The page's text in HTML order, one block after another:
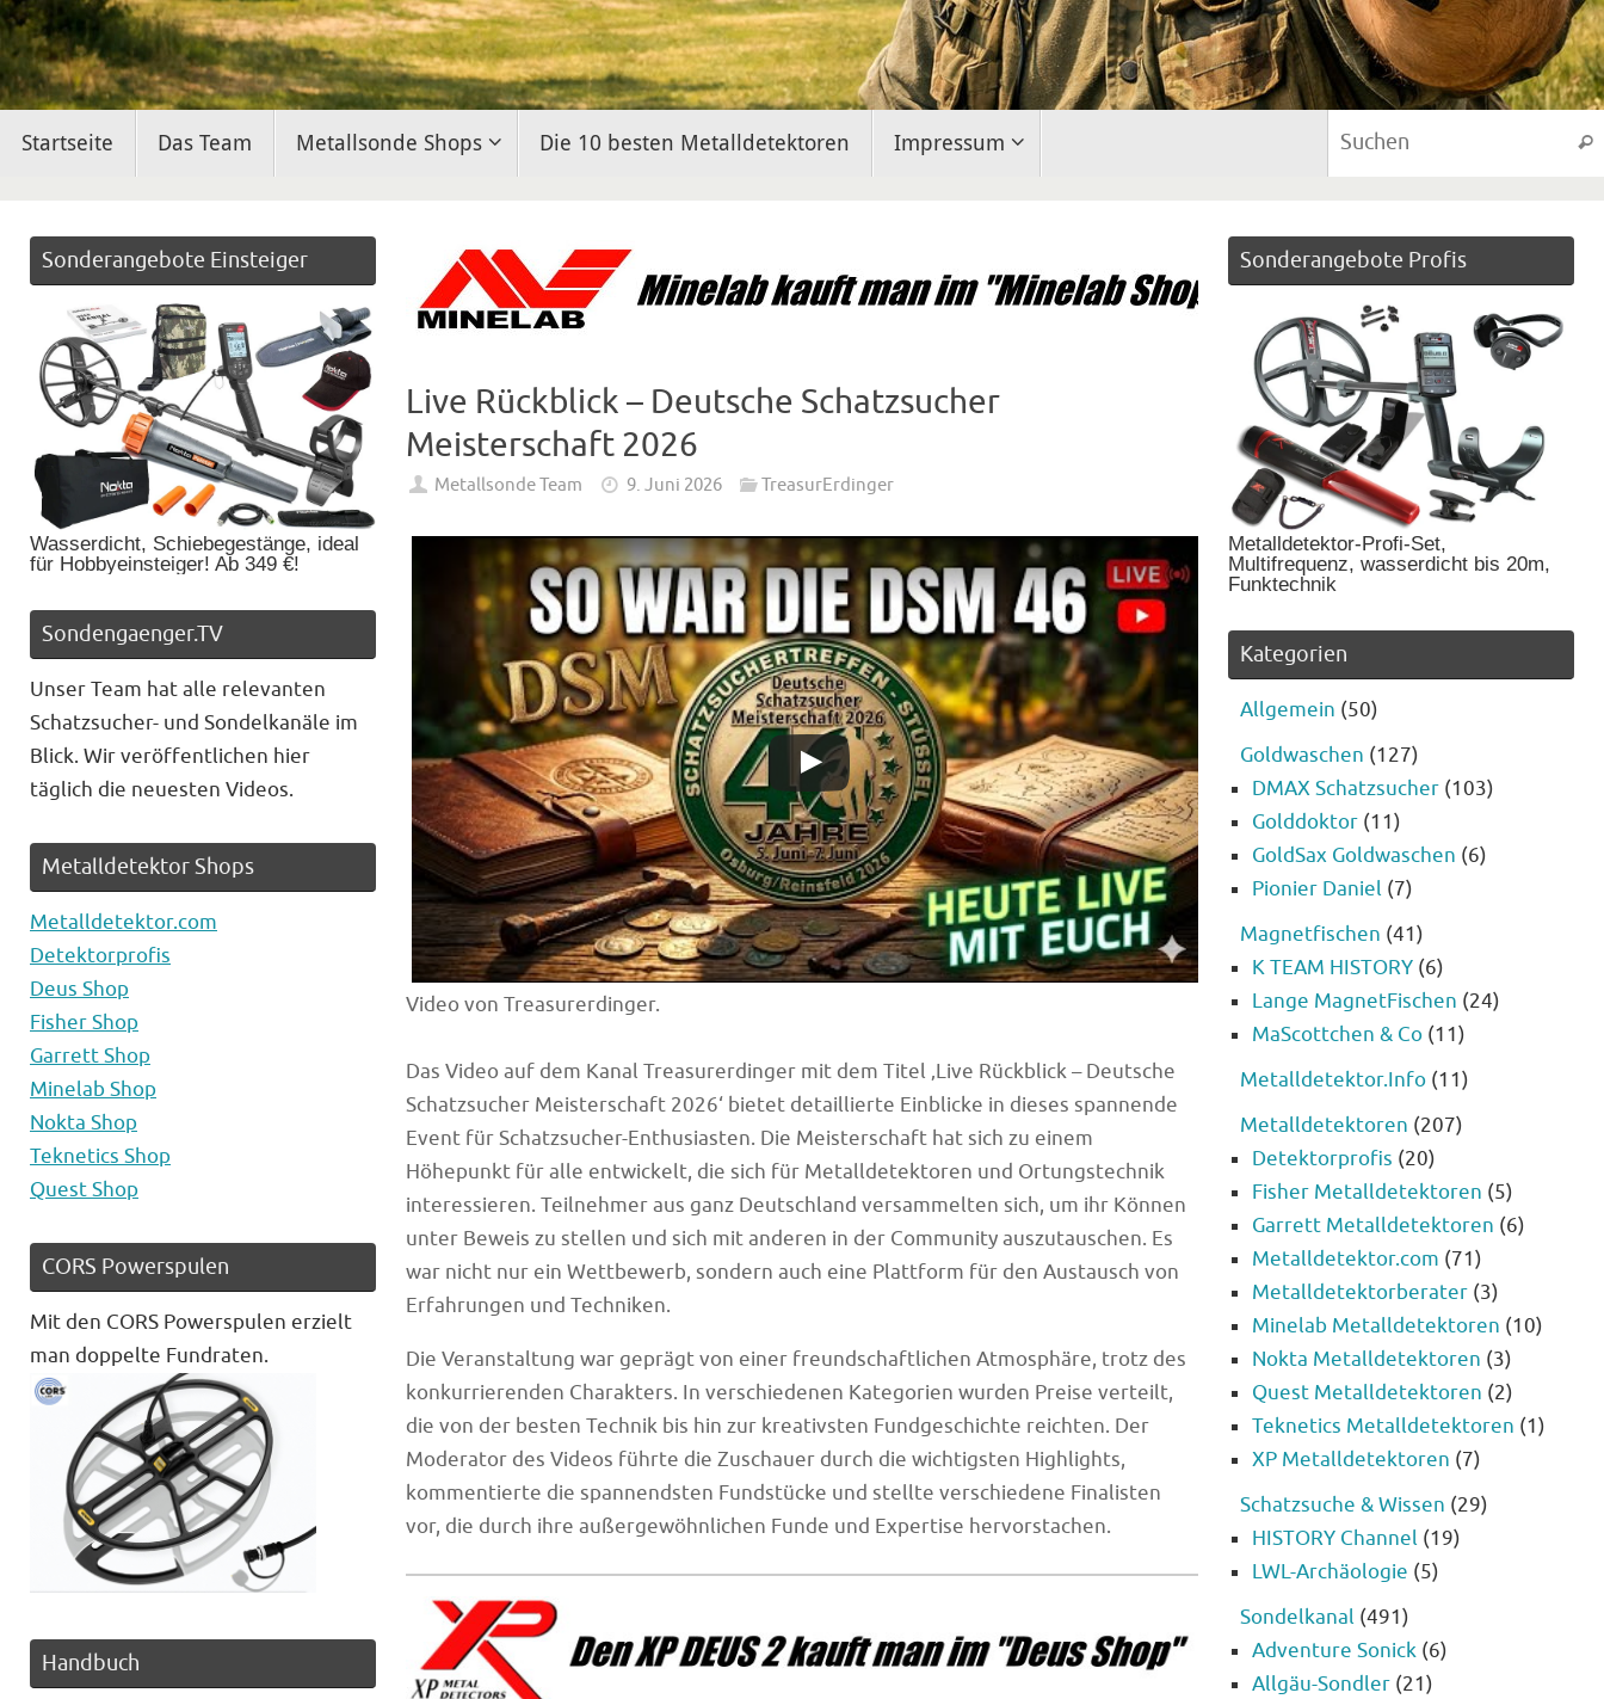
InhaltStartseite Das Team Metallsonde Shops Die 10 besten Metalldetektoren Impressum
Live Rückblick – Deutsche Schatzsucher
Meisterschaft 2026
Metallsonde Team 9. Juni 2026 TreasurErdinger
Video von Treasurerdinger.
Das Video auf dem Kanal Treasurerdinger mit dem Titel ‚Live Rückblick – Deutsche
Schatzsucher Meisterschaft 2026‘ bietet detaillierte Einblicke in dieses spannende
Event für Schatzsucher-Enthusiasten. Die Meisterschaft hat sich zu einem
Höhepunkt für alle entwickelt, die sich für Metalldetektoren und Ortungstechnik
interessieren. Teilnehmer aus ganz Deutschland versammelten sich, um ihr Können
unter Beweis zu stellen und sich mit anderen in der Community auszutauschen. Es
war nicht nur ein Wettbewerb, sondern auch eine Plattform für den Austausch von
Erfahrungen und Techniken.
Die Veranstaltung war geprägt von einer freundschaftlichen Atmosphäre, trotz des
konkurrierenden Charakters. In verschiedenen Kategorien wurden Preise verteilt,
die von der besten Technik bis hin zur kreativsten Fundgeschichte reichten. Der
Moderator des Videos führte die Zuschauer durch die wichtigsten Highlights,
kommentierte die spannendsten Fundstücke und stellte verschiedene Finalisten
vor, die durch ihre außergewöhnlichen Funde und Expertise hervorstachen.
Sonderangebote Einsteiger
Wasserdicht, Schiebegestänge, ideal
für Hobbyeinsteiger! Ab 349 €!
Sondengaenger.TV
Unser Team hat alle relevanten
Schatzsucher- und Sondelkanäle im
Blick. Wir veröffentlichen hier
täglich die neuesten Videos.
Metalldetektor Shops
Metalldetektor.com
Detektorprofis
Deus Shop
Fisher Shop
Garrett Shop
Minelab Shop
Nokta Shop
Teknetics Shop
Quest Shop
CORS Powerspulen
Mit den CORS Powerspulen erzielt
man doppelte Fundraten.
Handbuch
Sonderangebote Profis
Metalldetektor-Profi-Set,
Multifrequenz, wasserdicht bis 20m,
Funktechnik
Kategorien
Allgemein (50)
Goldwaschen (127)
DMAX Schatzsucher (103)
Golddoktor (11)
GoldSax Goldwaschen (6)
Pionier Daniel (7)
Magnetfischen (41)
K TEAM HISTORY (6)
Lange MagnetFischen (24)
MaScottchen & Co (11)
Metalldetektor.Info (11)
Metalldetektoren (207)
Detektorprofis (20)
Fisher Metalldetektoren (5)
Garrett Metalldetektoren (6)
Metalldetektor.com (71)
Metalldetektorberater (3)
Minelab Metalldetektoren (10)
Nokta Metalldetektoren (3)
Quest Metalldetektoren (2)
Teknetics Metalldetektoren (1)
XP Metalldetektoren (7)
Schatzsuche & Wissen (29)
HISTORY Channel (19)
LWL-Archäologie (5)
Sondelkanal (491)
Adventure Sonick (6)
Allgäu-Sondler (21)